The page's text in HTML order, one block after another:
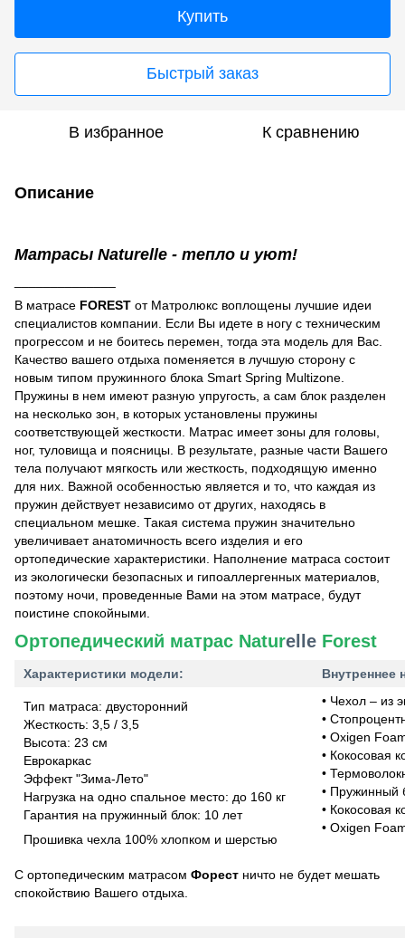
Купить
Быстрый заказ
В избранное К сравнению
Описание
Матрасы Naturelle - тепло и уют!
В матрасе FOREST от Матролюкс воплощены лучшие идеи
специалистов компании. Если Вы идете в ногу с техническим
прогрессом и не боитесь перемен, тогда эта модель для Вас.
Качество вашего отдыха поменяется в лучшую сторону с
новым типом пружинного блока Smart Spring Multizone.
Пружины в нем имеют разную упругость, а сам блок разделен
на несколько зон, в которых установлены пружины
соответствующей жесткости. Матрас имеет зоны для головы,
ног, туловища и поясницы. В результате, разные части Вашего
тела получают мягкость или жесткость, подходящую именно
для них. Важной особенностью является и то, что каждая из
пружин действует независимо от других, находясь в
специальном мешке. Такая система пружин значительно
увеличивает анатомичность всего изделия и его
ортопедические характеристики. Наполнение матраса состоит
из экологически безопасных и гипоаллергенных материалов,
поэтому ночи, проведенные Вами на этом матрасе, будут
поистине спокойными.
Ортопедический матрас Naturelle Forest
Характеристики модели: Внутреннее
Тип матраса: двусторонний
Жесткость: 3,5 / 3,5
Высота: 23 см
Еврокаркас
Эффект "Зима-Лето"
Нагрузка на одно спальное место: до 160 кг
Гарантия на пружинный блок: 10 лет
Прошивка чехла 100% хлопком и шерстью
• Чехол – из
•
• Oxigen
• Кокосовая
•
• Пружинный
• Кокосовая
• Oxigen
С ортопедическим матрасом Форест ничто не будет мешать
спокойствию Вашего отдыха.